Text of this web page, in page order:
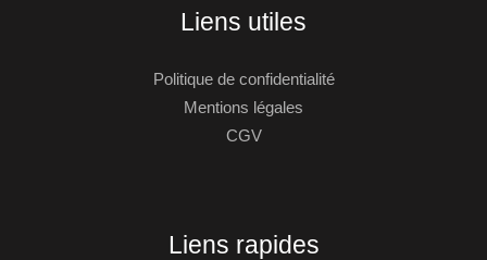
Liens utiles
Politique de confidentialité
Mentions légales
CGV
Liens rapides